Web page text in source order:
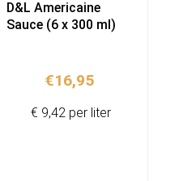
D&L Americaine
Sauce (6 x 300 ml)
€16,95
€ 9,42 per liter